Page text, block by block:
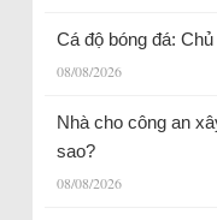
Cá độ bóng đá:
08/08/2026
Nhà cho công an
sao?
08/08/2026